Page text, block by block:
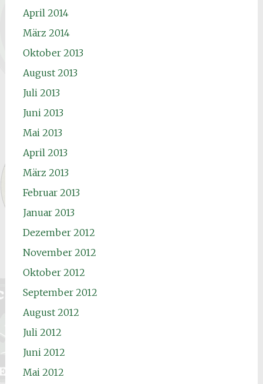
April 2014
März 2014
Oktober 2013
August 2013
Juli 2013
Juni 2013
Mai 2013
April 2013
März 2013
Februar 2013
Januar 2013
Dezember 2012
November 2012
Oktober 2012
September 2012
August 2012
Juli 2012
Juni 2012
Mai 2012